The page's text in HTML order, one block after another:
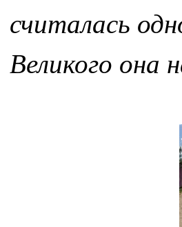
считалась
Великого она